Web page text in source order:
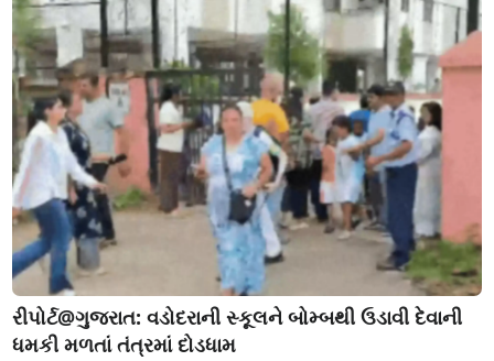
રીપોર્ટ@ગુજરાત: વડોદરાની સ્કૂલને બોમ્બથી ઉડાવી દેવાની
ધમકી મળતાં તંત્રમાં દોડધામ